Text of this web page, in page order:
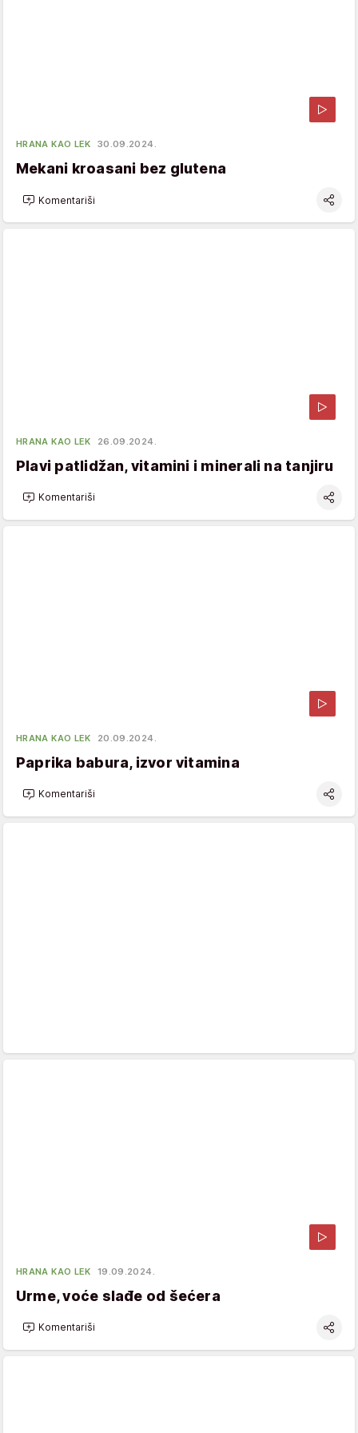
HRANA KAO LEK 30.09.2024.
Mekani kroasani bez glutena
Komentariši
HRANA KAO LEK 26.09.2024.
Plavi patlidžan, vitamini i minerali na tanjiru
Komentariši
HRANA KAO LEK 20.09.2024.
Paprika babura, izvor vitamina
Komentariši
HRANA KAO LEK 19.09.2024.
Urme, voće slađe od šećera
Komentariši